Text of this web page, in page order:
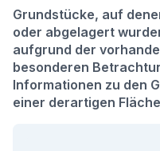
Grundstücke, auf
oder abgelagert
aufgrund der
besonderen
Informationen zu den
einer derartigen